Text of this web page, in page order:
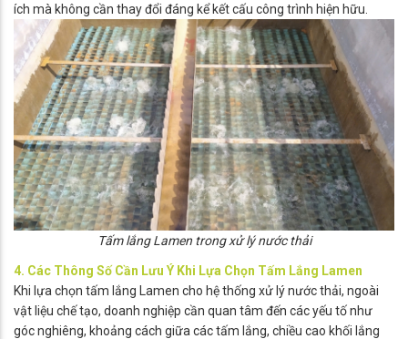
ích mà không cần thay đổi đáng kể kết cấu công trình hiện hữu.
Tấm lắng Lamen trong xử lý nước thải
4. Các Thông Số Cần Lưu Ý Khi Lựa Chọn Tấm Lắng Lamen
Khi lựa chọn tấm lắng Lamen cho hệ thống xử lý nước thải, ngoài
vật liệu chế tạo, doanh nghiệp cần quan tâm đến các yếu tố như
góc nghiêng, khoảng cách giữa các tấm lắng, chiều cao khối lắng